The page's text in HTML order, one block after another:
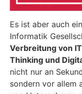
Es ist aber auch
Informatik
Verbreitung von
Thinking und
nicht nur an
sondern vor allem